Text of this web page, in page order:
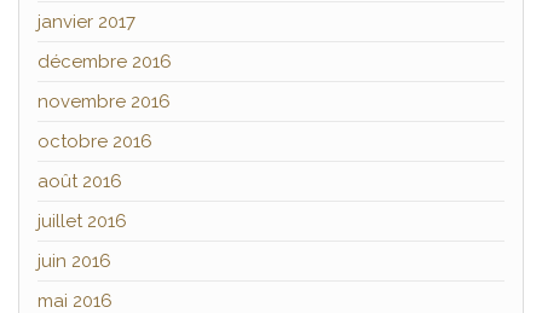
janvier 2017
décembre 2016
novembre 2016
octobre 2016
août 2016
juillet 2016
juin 2016
mai 2016